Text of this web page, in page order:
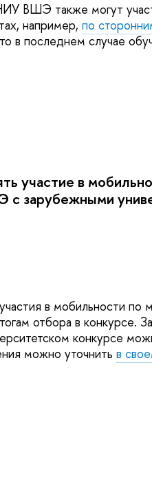
ВШЭ также могут
например, по
в последнем случае
участие в
зарубежными
в мобильности
отбора в конкурсе.
конкурсе
можно уточнить в